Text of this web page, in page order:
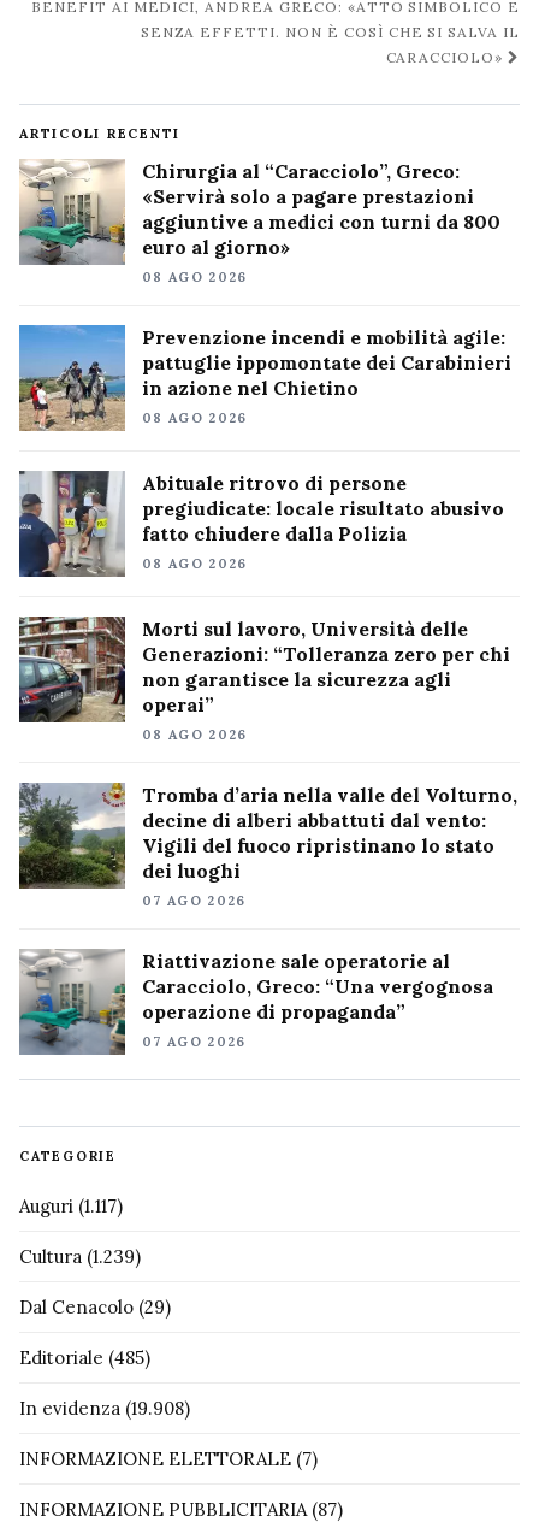
BENEFIT AI MEDICI, ANDREA GRECO: «ATTO SIMBOLICO E
SENZA EFFETTI. NON È COSÌ CHE SI SALVA IL
CARACCIOLO»
ARTICOLI RECENTI
Chirurgia al “Caracciolo”, Greco:
«Servirà solo a pagare prestazioni
aggiuntive a medici con turni da 800
euro al giorno»
08 AGO 2026
Prevenzione incendi e mobilità agile:
pattuglie ippomontate dei Carabinieri
in azione nel Chietino
08 AGO 2026
Abituale ritrovo di persone
pregiudicate: locale risultato abusivo
fatto chiudere dalla Polizia
08 AGO 2026
Morti sul lavoro, Università delle
Generazioni: “Tolleranza zero per chi
non garantisce la sicurezza agli
operai”
08 AGO 2026
Tromba d’aria nella valle del Volturno,
decine di alberi abbattuti dal vento:
Vigili del fuoco ripristinano lo stato
dei luoghi
07 AGO 2026
Riattivazione sale operatorie al
Caracciolo, Greco: “Una vergognosa
operazione di propaganda”
07 AGO 2026
CATEGORIE
Auguri (1.117)
Cultura (1.239)
Dal Cenacolo (29)
Editoriale (485)
In evidenza (19.908)
INFORMAZIONE ELETTORALE (7)
INFORMAZIONE PUBBLICITARIA(87)